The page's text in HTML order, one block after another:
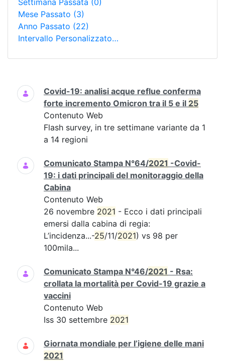
Settimana Passata (0)
Mese Passato (3)
Anno Passato (22)
Intervallo Personalizzato…
Ricerca
Covid-19: analisi acque reflue conferma
forte incremento Omicron tra il 5 e il 25
Contenuto Web
Flash survey, in tre settimane variante da 1
a 14 regioni
Comunicato Stampa N°64/2021 -Covid-
19: i dati principali del monitoraggio della
Cabina
Contenuto Web
26 novembre 2021 - Ecco i dati principali
emersi dalla cabina di regia:
L’incidenza...-25/11/2021) vs 98 per
100mila...
Comunicato Stampa N°46/2021 - Rsa:
crollata la mortalità per Covid-19 grazie a
vaccini
Contenuto Web
Iss 30 settembre 2021
Giornata mondiale per l’igiene delle mani
2021